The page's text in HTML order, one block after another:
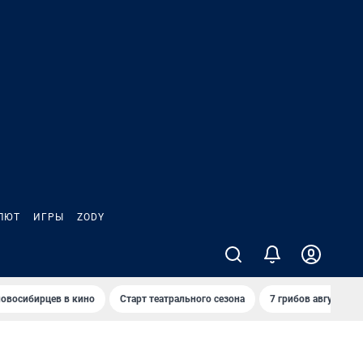
ИГРЫ ZODY
в кино Старт театрального сезона 7 грибов августа